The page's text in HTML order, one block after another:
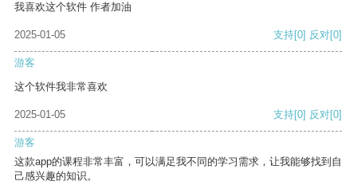
我喜欢这个软件 作者加油
2025-01-05 支持[0] 反对[0]
游客
这个软件我非常喜欢
2025-01-05 支持[0] 反对[0]
游客
这款app的课程非常丰富，可以满足我不同的学习需求，让我能够找到自
己感兴趣的知识。